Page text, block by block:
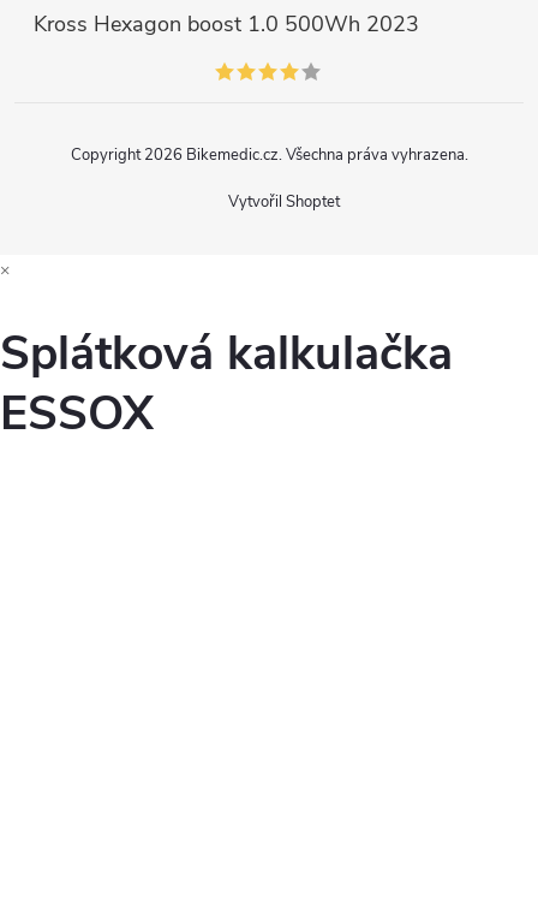
Kross Hexagon boost 1.0 500Wh 2023
Vytvořil Shoptet
Copyright 2026 Bikemedic.cz. Všechna práva vyhrazena.
×
Splátková kalkulačka
ESSOX